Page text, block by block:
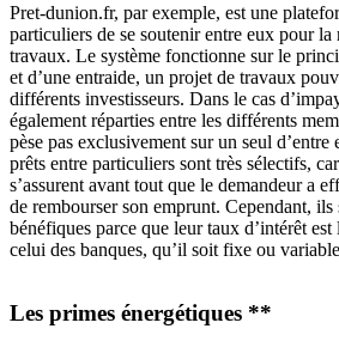
Pret-dunion.fr, par exemple, est une
particuliers de se soutenir entre eux pour la
travaux. Le système fonctionne sur le
et d’une entraide, un projet de travaux
différents investisseurs. Dans le cas
également réparties entre les différents
pèse pas exclusivement sur un seul
prêts entre particuliers sont très sélectifs,
s’assurent avant tout que le demandeur a
de rembourser son emprunt. Cependant, ils
bénéfiques parce que leur taux d’intérêt
celui des banques, qu’il soit fixe ou
Les primes énergétiques **